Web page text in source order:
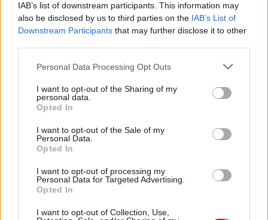
IAB’s list of downstream participants. This information may
also be disclosed by us to third parties on the IAB’s List of
Downstream Participants that may further disclose it to other
Please note that this website/app uses one or more Google
not limited to your visit or usage behaviour. You may click to
grant or deny consent to Google and its third-party tags to
use your data for below specified purposes in below Google
consent section.
Personal Data Processing Opt Outs
I want to opt-out of the Sharing of my
personal data.
Opted In
I want to opt-out of the Sale of my
Personal Data.
Opted In
I want to opt-out of processing my
Personal Data for Targeted Advertising.
Opted In
I want to opt-out of Collection, Use,